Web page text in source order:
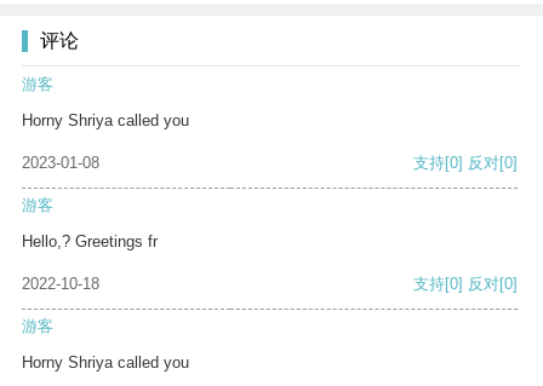
评论
游客
Horny Shriya called you
2023-01-08 支持[0] 反对[0]
游客
Hello,? Greetings fr
2022-10-18 支持[0] 反对[0]
游客
Horny Shriya called you